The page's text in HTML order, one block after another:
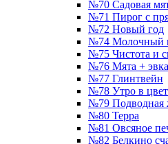
№70 Садовая
№71 Пирог с
№72 Новый год
№74 Молочный
№75 Чистота и
№76 Мята +
№77 Глинтвейн
№78 Утро в
№79 Подводная
№80 Терра
№81 Овсяное
№82 Белкино